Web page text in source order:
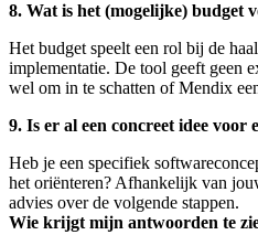
8. Wat is het (mogelijke) budget
Het budget speelt een rol bij de
implementatie. De tool geeft geen
wel om in te schatten of Mendix
9. Is er al een concreet idee voor
Heb je een specifiek
het oriënteren? Afhankelijk van
advies over de volgende stappen.
Wie krijgt mijn antwoorden te